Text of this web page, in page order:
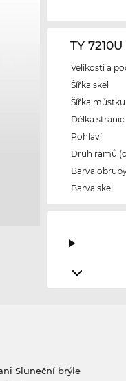
TY
Velikosti a
Šířka skel
Šířka můstku
Délka stranic
Pohlaví
Druh rámů
Barva
Barva skel
Sluneční brýle